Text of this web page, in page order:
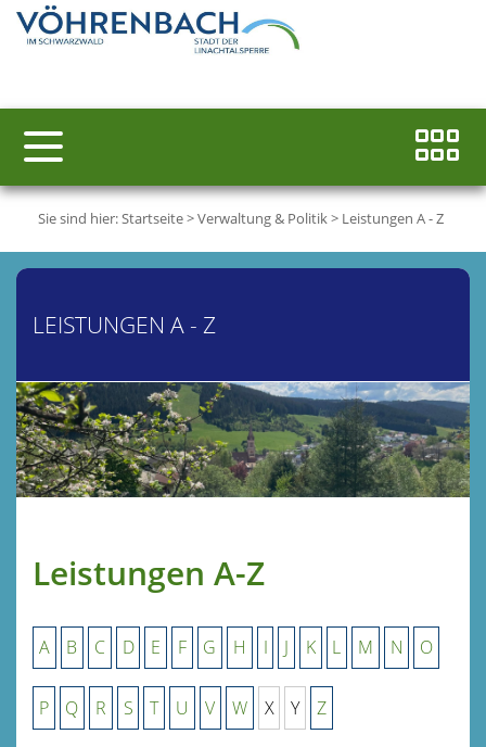
Sie sind hier:Startseite>Verwaltung & Politik> Leistungen A - Z
LEISTUNGEN A - Z
Leistungen A-Z
A B C D E F G H I J K L M N O
P Q R S T U V W X Y Z